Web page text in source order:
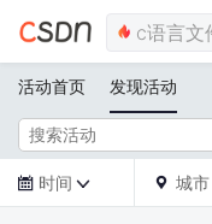
活动首页 发现活动
 时间   城市